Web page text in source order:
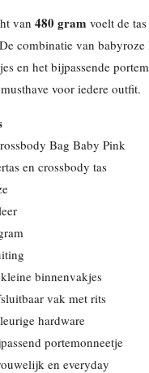
van 480 gram voelt de
combinatie van
en het bijpassende
voor iedere outfit.
Bag Baby Pink
en crossbody tas
binnenvakjes
vak met rits
hardware
portemonneetje
en everyday